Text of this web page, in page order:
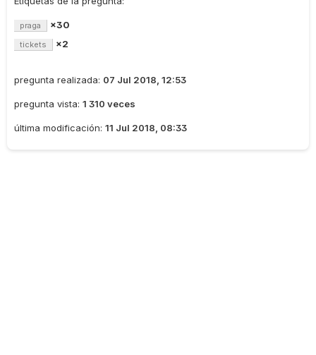
praga ×30
tickets ×2
pregunta realizada: 07 Jul 2018, 12:53
pregunta vista: 1 310 veces
última modificación: 11 Jul 2018, 08:33